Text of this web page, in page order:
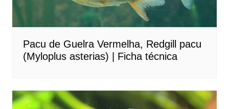
Pacu de Guelra Vermelha, Redgill pacu
(Myloplus asterias) | Ficha técnica